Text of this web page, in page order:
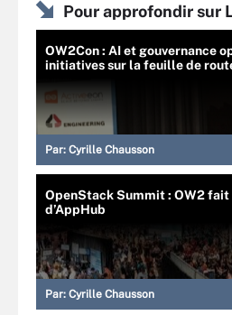
Pour approfondir sur
OW2Con : AI et gouvernance
initiatives sur la feuille de
Par: Cyrille Chausson
OpenStack Summit : OW2
d’AppHub
Par: Cyrille Chausson